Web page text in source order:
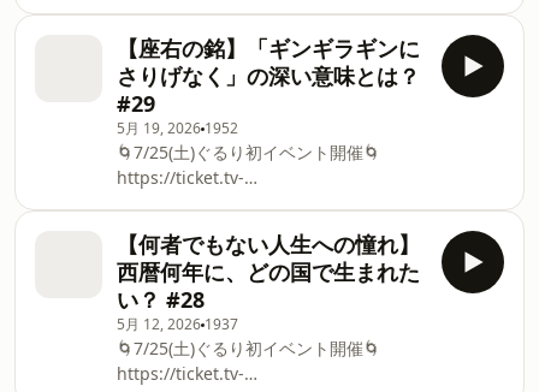
ンブラー・キャップ／お悩み相談「楽し
んだもん勝ち！」／アメリカで暮らす専
業主婦「仕事をせず、透明人間のようで
寂しい」／生きてる手応えがほしい？／
バイトを辞めた時期に病んでしまった芝
／囲われてる感は苦しい／やっぱりサー
フィンをやるのがいい／仕事と
&nbsp; 🌀8/5(水)イベントアーカイブ配
信チケット販売🌀 ⁠https://www.tv-
asahi.co.jp/douga_mv/gururi-
event2026/ ★ぐるり公式グッズ販売中
★
⁠https://tvasahipod.shop2.makeshop.jp/view/
ゴールデンウィークは体調不良に／洋楽
を聴いて泣ける永野／レッチリ・CHAGE
and ASKA／サザンオールスターズで泣
く／新コーナー「抱きしめたい！」／人
の優しさに触れたい／今更 趣味を始める
なら何を始めたい？／無趣味の芝／ゴル
フを趣味にできる？／おじさんっぽいこ
とが嫌じゃな
【座右の銘】「ギンギラギンに
さりげなく」の深い意味とは？
#29
5月 19, 2026 1952
🌀7/25(土)ぐるり初イベント開催🌀
⁠https://ticket.tv-
&nbsp; 🌀8/5(水)イベントアーカイブ配
信チケット販売🌀 ⁠https://www.tv-
asahi.co.jp/douga_mv/gururi-
event2026/ ★ぐるり公式グッズ販売中
★
⁠https://tvasahipod.shop2.makeshop.jp/view/
永野初監督「MAD MASK」南米最大級の
【何者でもない人生への憧れ】
西暦何年に、どの国で生まれた
い？ #28
5月 12, 2026 1937
🌀7/25(土)ぐるり初イベント開催🌀
⁠https://ticket.tv-